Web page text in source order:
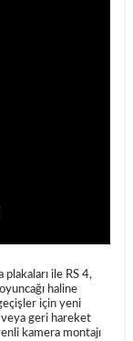
plakaları ile RS 4,
haline
için yeni
veya geri hareket
kamera montajı